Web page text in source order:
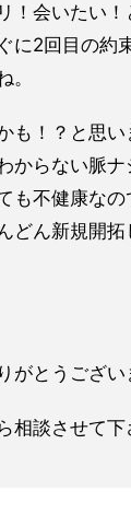
！会いたい！
に2回目の約
。
も！？と思
からない脈
も不健康な
どん新規開拓
がとうござい
相談させて